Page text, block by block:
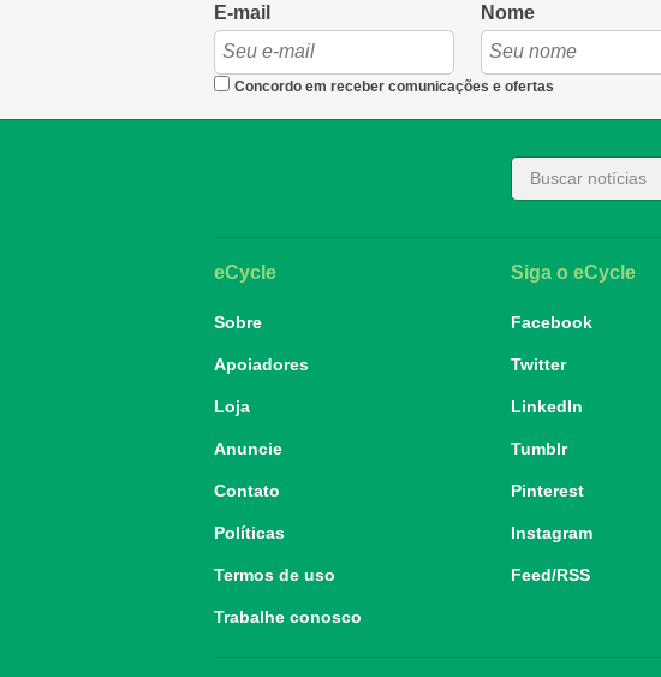
E-mail Nome
Concordo em receber comunicações e ofertas
eCycle
Sobre
Apoiadores
Loja
Anuncie
Contato
Políticas
Termos de uso
Trabalhe conosco
Siga o eCycle
Facebook
Twitter
LinkedIn
Tumblr
Pinterest
Instagram
Feed/RSS